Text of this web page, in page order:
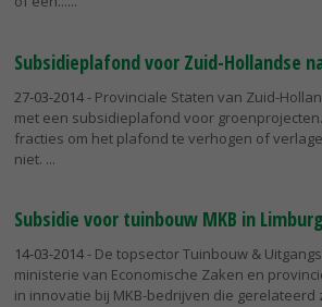
Subsidieplafond voor Zuid-Hollandse
27-03-2014- Provinciale Staten van Zuid-
met een subsidieplafond voor
fracties om het plafond te verhogen of
niet.
Subsidie voor tuinbouw MKB in Limburg
14-03-2014- De topsector Tuinbouw &
ministerie van Economische Zaken en
in innovatie bij MKB-bedrijven die gerelateerd